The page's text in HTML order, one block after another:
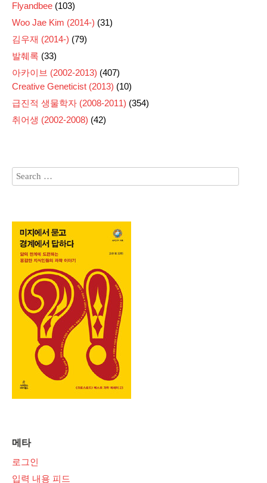
Flyandbee (103)
Woo Jae Kim (2014-) (31)
김우재 (2014-) (79)
발췌록 (33)
아카이브 (2002-2013) (407)
Creative Geneticist (2013) (10)
급진적 생물학자 (2008-2011) (354)
취어생 (2002-2008) (42)
메타
로그인
입력 내용 피드